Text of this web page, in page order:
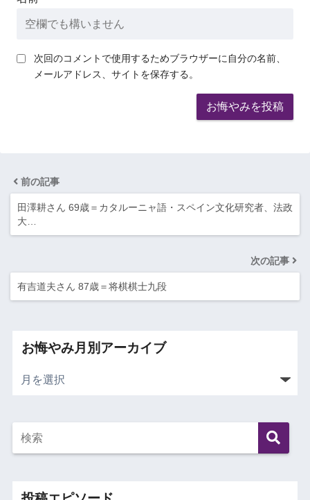
次回のコメントで使用するためブラウザーに自分の名前、
メールアドレス、サイトを保存する。
前の記事
田澤耕さん 69歳＝カタルーニャ語・スペイン文化研究者、法政
大…
次の記事
有吉道夫さん 87歳＝将棋棋士九段
お悔やみ月別アーカイブ